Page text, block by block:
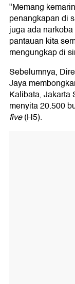
"Memang
penangkapan di
juga ada
pantauan kita
mengungkap di
Sebelumnya,
Jaya
Kalibata, Jakarta
menyita 20.500
five(H5).